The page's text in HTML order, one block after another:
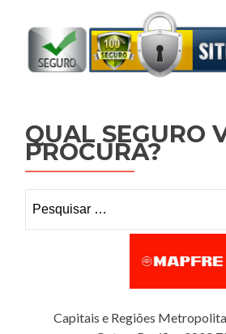
QUAL SEGURO
PROCURA?
Capitais e Regiões